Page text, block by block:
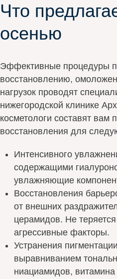
Что
осенью
Эффективные процедуры
восстановлению,
нагрузок проводят
нижегородской клинике
косметологи составят вам
восстановления для
Интенсивного
содержащими
увлажняющие
Восстановления
от внешних
церамидов. Не
агрессивные факторы.
Устранения
выравниванием
ниациамидов,